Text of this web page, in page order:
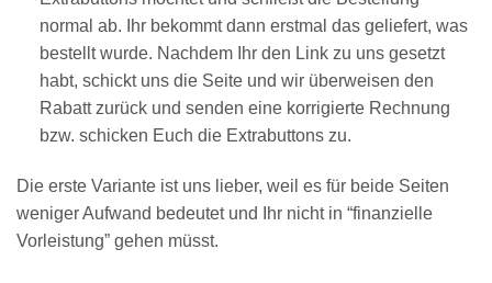
normal ab. Ihr bekommt dann erstmal das geliefert, was
bestellt wurde. Nachdem Ihr den Link zu uns gesetzt
habt, schickt uns die Seite und wir überweisen den
Rabatt zurück und senden eine korrigierte Rechnung
bzw. schicken Euch die Extrabuttons zu.
Die erste Variante ist uns lieber, weil es für beide Seiten
weniger Aufwand bedeutet und Ihr nicht in “finanzielle
Vorleistung” gehen müsst.